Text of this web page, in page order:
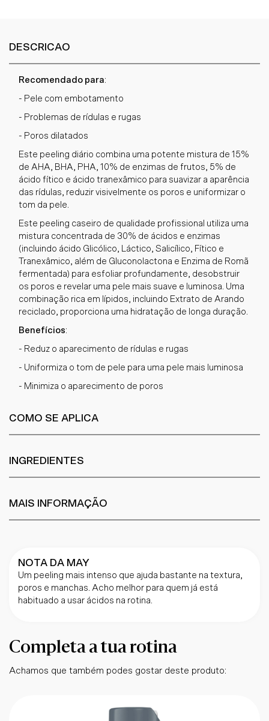
DESCRICAO
Recomendado para:
- Pele com embotamento
- Problemas de rídulas e rugas
- Poros dilatados
Este peeling diário combina uma potente mistura de 15%
de AHA, BHA, PHA, 10% de enzimas de frutos, 5% de
ácido fítico e ácido tranexâmico para suavizar a aparência
das rídulas, reduzir visivelmente os poros e uniformizar o
tom da pele.
Este peeling caseiro de qualidade profissional utiliza uma
mistura concentrada de 30% de ácidos e enzimas
(incluindo ácido Glicólico, Láctico, Salicílico, Fítico e
Tranexâmico, além de Gluconolactona e Enzima de Romã
fermentada) para esfoliar profundamente, desobstruir
os poros e revelar uma pele mais suave e luminosa. Uma
combinação rica em lípidos, incluindo Extrato de Arando
reciclado, proporciona uma hidratação de longa duração.
Benefícios:
- Reduz o aparecimento de rídulas e rugas
- Uniformiza o tom de pele para uma pele mais luminosa
- Minimiza o aparecimento de poros
COMO SE APLICA
INGREDIENTES
MAIS INFORMAÇÃO
NOTA DA MAY
Um peeling mais intenso que ajuda bastante na textura,
poros e manchas. Acho melhor para quem já está
habituado a usar ácidos na rotina.
Completa a tua rotina
Achamos que também podes gostar deste produto: